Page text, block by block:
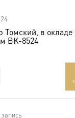
обеспечить
в
Томский, в окладе
BK-8524